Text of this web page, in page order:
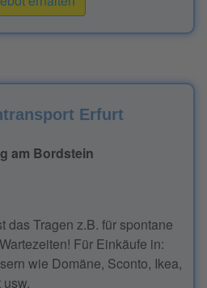
Erfurt
am Bordstein
das Tragen z.B. für spontane
Für Einkäufe in:
wie Domäne, Sconto, Ikea,